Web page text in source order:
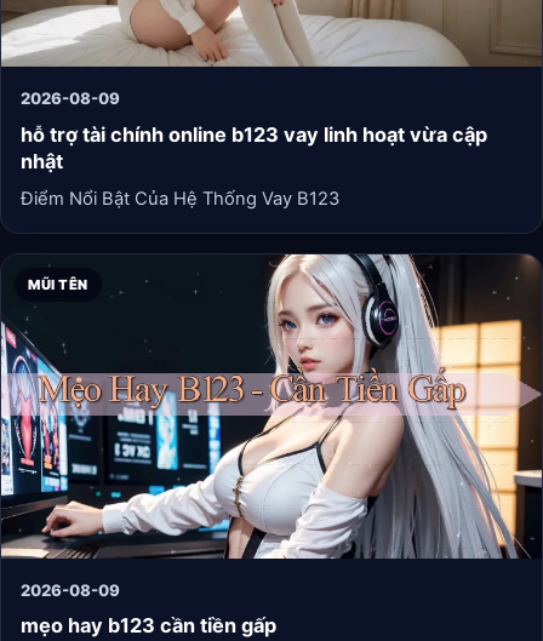
2026-08-09
hỗ trợ tài chính online b123 vay linh hoạt vừa cập
nhật
Điểm Nổi Bật Của Hệ Thống Vay B123
MŨI TÊN
2026-08-09
mẹo hay b123 cần tiền gấp